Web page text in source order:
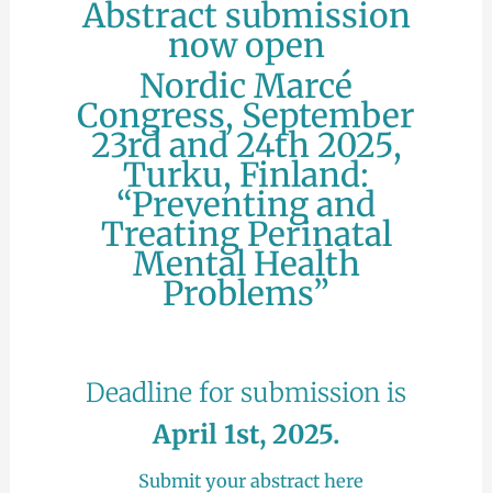
Abstract submission
now open
Nordic Marcé
Congress, September
23rd and 24th 2025,
Turku, Finland:
“Preventing and
Treating Perinatal
Mental Health
Problems”
Deadline for submission is
April 1st, 2025.
Submit your abstract here